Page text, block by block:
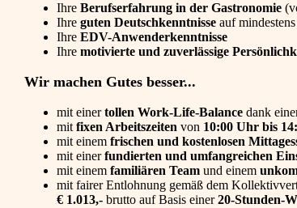
Ihre Berufserfahrung in der Gastronomie
Ihre guten Deutschkenntnisse auf
Ihre EDV-Anwenderkenntnisse
Ihre motivierte und zuverlässige
Wir machen Gutes besser...
mit einertollen Work-Life-Balance dank
mit fixen Arbeitszeiten von 10:00 Uhr bis
mit einem frischen und kostenlosen
mit einerfundierten und umfangreichen
mit einem familiären Team und einem
mit fairer Entlohnung gemäß dem
€ 1.013,- brutto auf Basis einer20-Stunden-